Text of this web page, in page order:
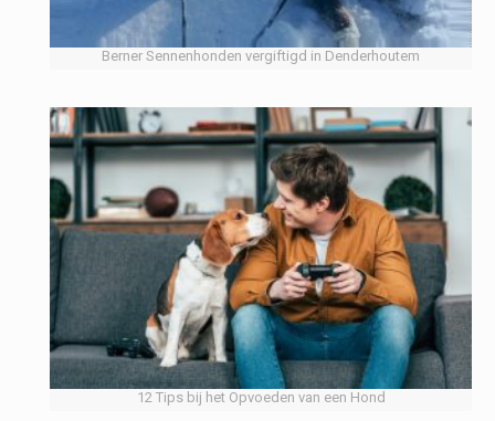
Berner Sennenhonden vergiftigd in Denderhoutem
12 Tips bij het Opvoeden van een Hond